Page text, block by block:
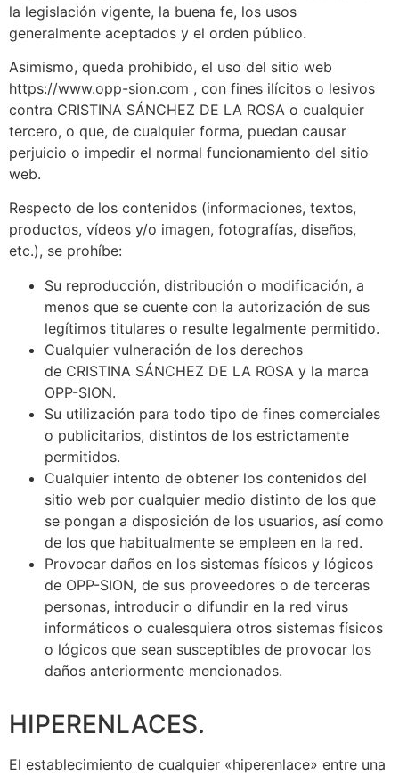
la legislación vigente, la buena fe, los usos
generalmente aceptados y el orden público.
Asimismo, queda prohibido, el uso del sitio web
https://www.opp-sion.com , con fines ilícitos o lesivos
contra CRISTINA SÁNCHEZ DE LA ROSA o cualquier
tercero, o que, de cualquier forma, puedan causar
perjuicio o impedir el normal funcionamiento del sitio
web.
Respecto de los contenidos (informaciones, textos,
productos, vídeos y/o imagen, fotografías, diseños,
etc.), se prohíbe:
Su reproducción, distribución o modificación, a
menos que se cuente con la autorización de sus
legítimos titulares o resulte legalmente permitido.
Cualquier vulneración de los derechos
de CRISTINA SÁNCHEZ DE LA ROSA y la marca
OPP-SION.
Su utilización para todo tipo de fines comerciales
o publicitarios, distintos de los estrictamente
permitidos.
Cualquier intento de obtener los contenidos del
sitio web por cualquier medio distinto de los que
se pongan a disposición de los usuarios, así como
de los que habitualmente se empleen en la red.
Provocar daños en los sistemas físicos y lógicos
de OPP-SION, de sus proveedores o de terceras
personas, introducir o difundir en la red virus
informáticos o cualesquiera otros sistemas físicos
o lógicos que sean susceptibles de provocar los
daños anteriormente mencionados.
HIPERENLACES.
El establecimiento de cualquier «hiperenlace» entre una